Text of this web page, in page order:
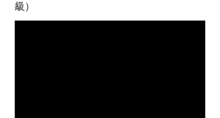
級）